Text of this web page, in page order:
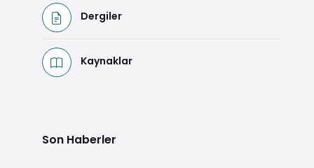
Dergiler
Kaynaklar
Son Haberler